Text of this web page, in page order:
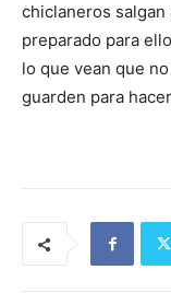
chiclaneros
preparado para
lo que vean que
guarden para